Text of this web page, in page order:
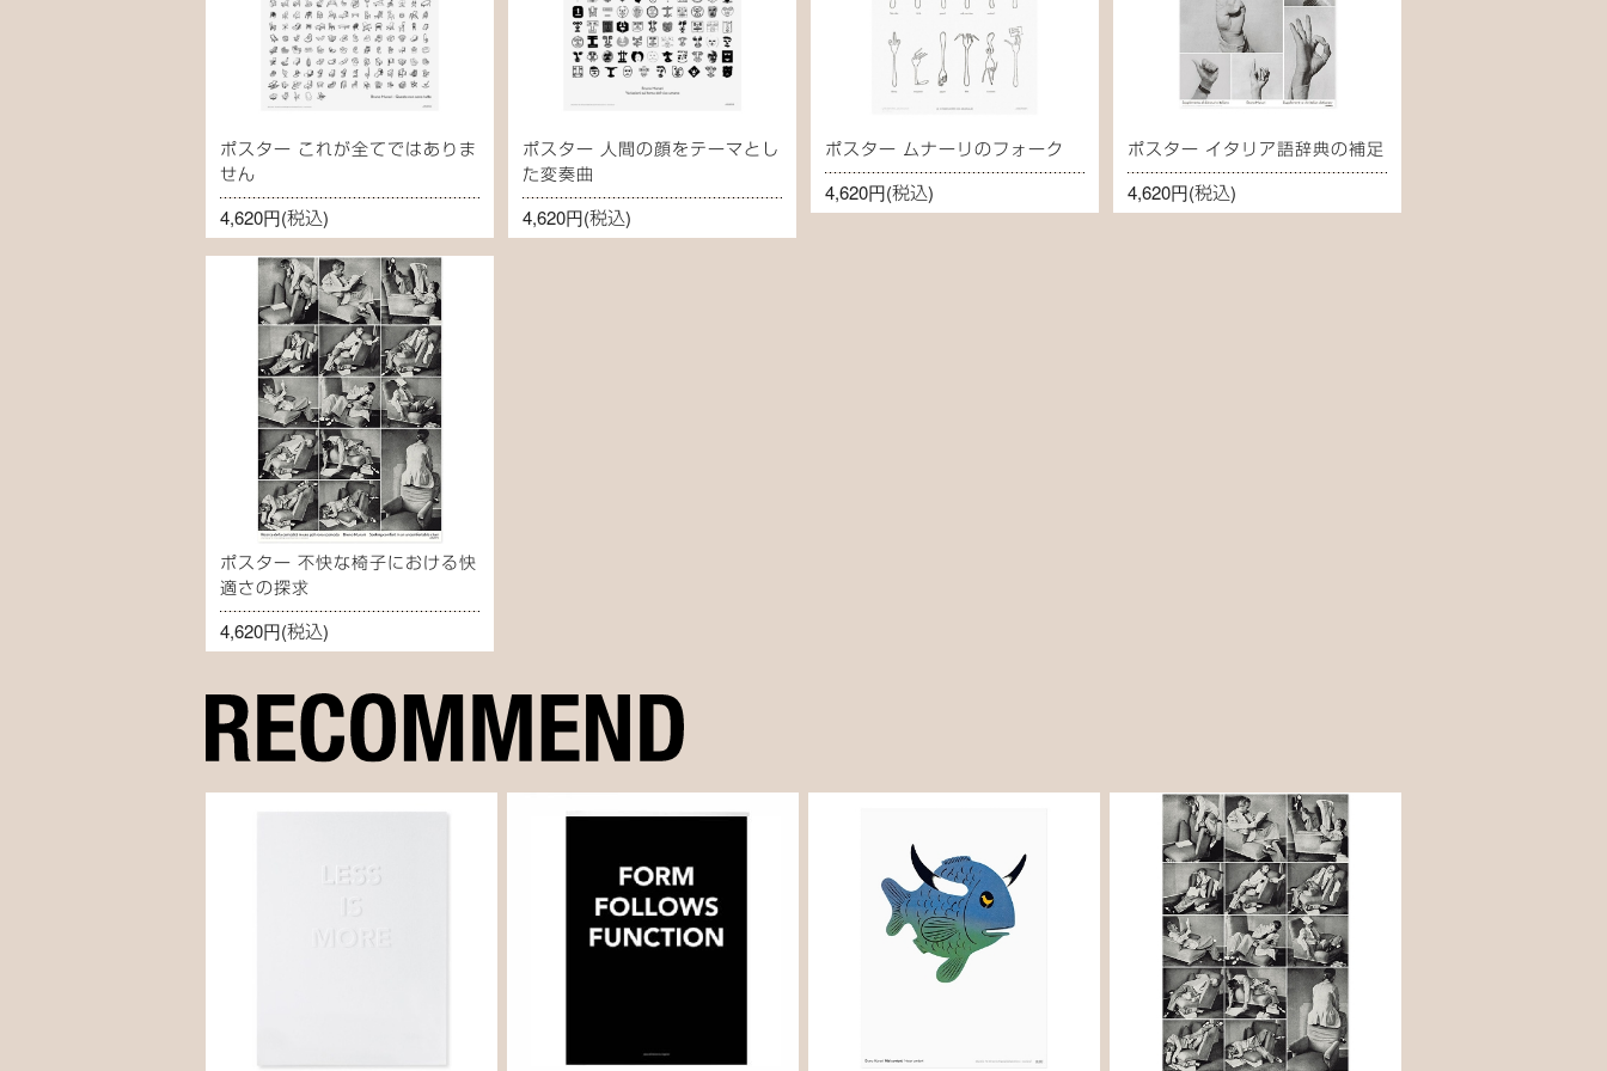
ポスター これが全てではありま
せん
4,620円(税込)
ポスター 人間の顔をテーマとし
た変奏曲
4,620円(税込)
ポスター ムナーリのフォーク
4,620円(税込)
ポスター イタリア語辞典の補足
4,620円(税込)
ポスター 不快な椅子における快
適さの探求
4,620円(税込)